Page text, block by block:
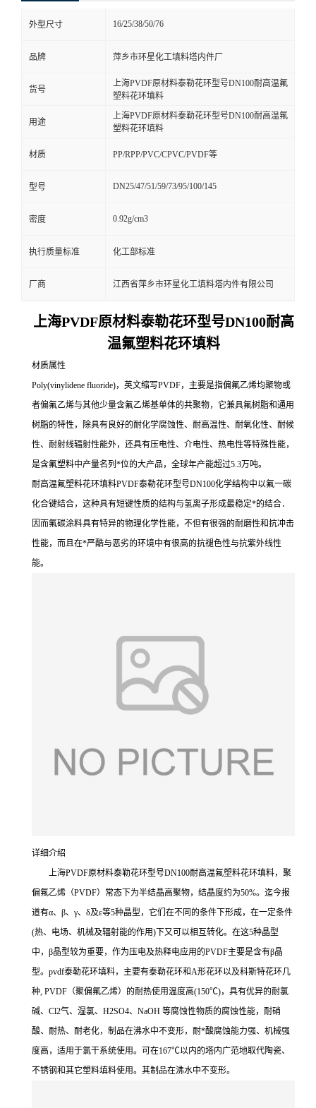
外型尺寸 16/25/38/50/76
品牌 萍乡市环星化工填料塔内件厂
货号
上海PVDF原材料泰勒花环型号DN100耐高温氟
塑料花环填料
用途
上海PVDF原材料泰勒花环型号DN100耐高温氟
塑料花环填料
材质 PP/RPP/PVC/CPVC/PVDF等
型号 DN25/47/51/59/73/95/100/145
密度 0.92g/cm3
执行质量标准 化工部标准
厂商 江西省萍乡市环星化工填料塔内件有限公司
上海PVDF原材料泰勒花环型号DN100耐高
温氟塑料花环填料
材质属性
Poly(vinylidene fluoride)，英文缩写PVDF，主要是指偏氟乙烯均聚物或
者偏氟乙烯与其他少量含氟乙烯基单体的共聚物，它兼具氟树脂和通用
树脂的特性，除具有良好的耐化学腐蚀性、耐高温性、耐氧化性、耐候
性、耐射线辐射性能外，还具有压电性、介电性、热电性等特殊性能，
是含氟塑料中产量名列*位的大产品，全球年产能超过5.3万吨。
耐高温氟塑料花环填料PVDF泰勒花环型号DN100化学结构中以氟一碳
化合键结合，这种具有短键性质的结构与氢离子形成最稳定*的结合．
因而氟碳涂料具有特异的物理化学性能，不但有很强的耐磨性和抗冲击
性能，而且在*严酷与恶劣的环境中有很高的抗褪色性与抗紫外线性
能。
详细介绍
上海PVDF原材料泰勒花环型号DN100耐高温氟塑料花环填料，聚
偏氟乙烯（PVDF）常态下为半结晶高聚物，结晶度约为50%。迄今报
道有α、β、γ、δ及ε等5种晶型，它们在不同的条件下形成，在一定条件
(热、电场、机械及辐射能的作用)下又可以相互转化。在这5种晶型
中，β晶型较为重要，作为压电及热释电应用的PVDF主要是含有β晶
型。pvdf泰勒花环填料，主要有泰勒花环和A形花环以及科斯特花环几
种, PVDF（聚偏氟乙烯）的耐热使用温度高(150℃)，具有优异的耐氯
碱、Cl2气、湿氯、H2SO4、NaOH 等腐蚀性物质的腐蚀性能，耐硝
酸、耐热、耐老化，制品在沸水中不变形，耐*酸腐蚀能力强、机械强
度高，适用于氯干系统使用。可在167℃以内的塔内广范地取代陶瓷、
不锈钢和其它塑料填料使用。其制品在沸水中不变形。